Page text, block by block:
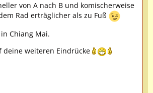
von A nach B und komischerweise
Rad erträglicher als zu Fuß
Chiang Mai.
deine weiteren Eindrücke